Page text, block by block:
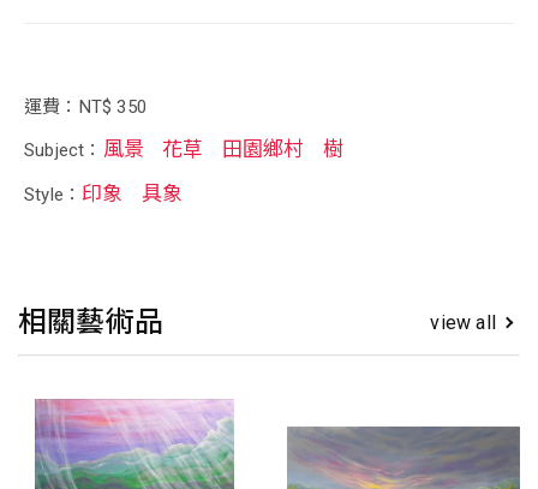
運費：NT$ 350
Subject： 風景 花草 田園鄉村 樹
Style： 印象 具象
相關藝術品 view all